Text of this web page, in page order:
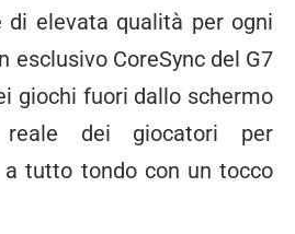
di elevata qualità per ogni
esclusivo CoreSync del G7
giochi fuori dallo schermo
reale dei giocatori per
a tutto tondo con un tocco